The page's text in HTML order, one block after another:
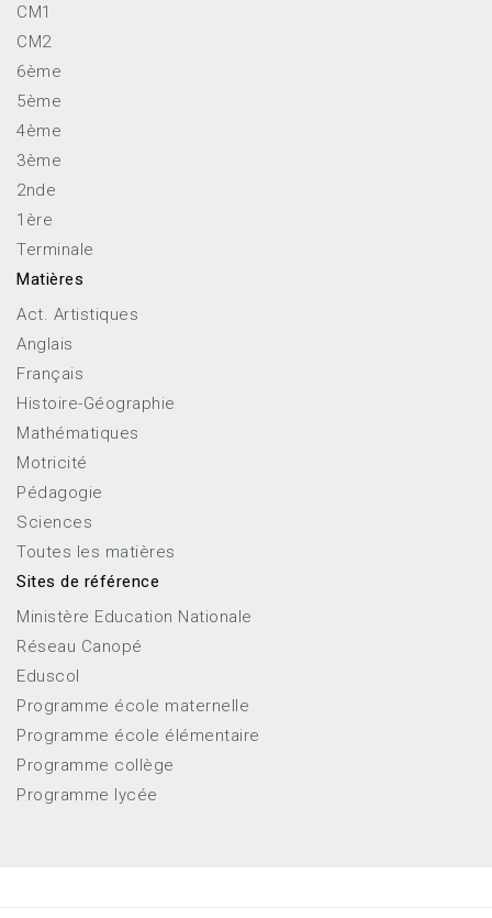
CM1
CM2
6ème
5ème
4ème
3ème
2nde
1ère
Terminale
Matières
Act. Artistiques
Anglais
Français
Histoire-Géographie
Mathématiques
Motricité
Pédagogie
Sciences
Toutes les matières
Sites de référence
Ministère Education Nationale
Réseau Canopé
Eduscol
Programme école maternelle
Programme école élémentaire
Programme collège
Programme lycée